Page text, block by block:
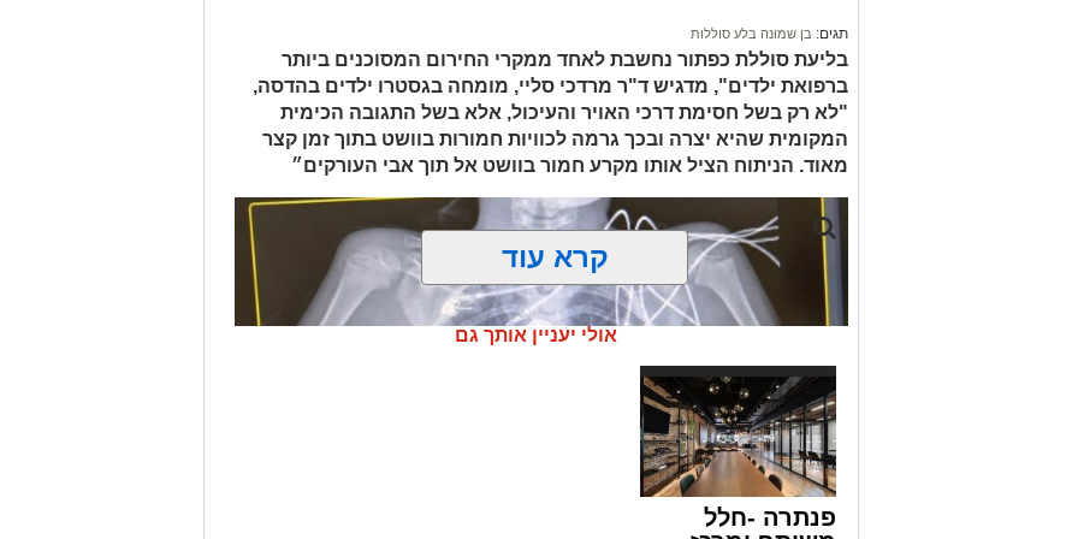
בפעילות נוספת של בלשי תחנת בית שמש, ובמסגרת מעקב סמוי אחר רכב החשוד
בסחר בסמים, זוהו על פי החשד שתי עסקאות סחר בחומרים אסורים. השוטרים
ביצעו את מעצר הנהגת, ובחיפוש ברכב נתפסו למעלה מ-2 ק"ג של חומרים
החשודים כסמים מסוכנים, טלפון נייד ו-1,700 ש"ח במזומן. החשודה (25) תושבת
העיר ירושלים נעצרה והועברה להמשיך טיפול חקירה.
מעצרם של החשודים הוארך בבית המשפט.
תגים: בן שמונה בלע סוללות
בליעת סוללת כפתור נחשבת לאחד ממקרי החירום המסוכנים ביותר
ברפואת ילדים", מדגיש ד"ר מרדכי סליי, מומחה בגסטרו ילדים בהדסה,
"לא רק בשל חסימת דרכי האויר והעיכול, אלא בשל התגובה הכימית
המקומית שהיא יצרה ובכך גרמה לכוויות חמורות בוושט בתוך זמן קצר
מאוד. הניתוח הציל אותו מקרע חמור בוושט אל תוך אבי העורקים״
קרא עוד
אולי יעניין אותך גם
פנתרה -חלל